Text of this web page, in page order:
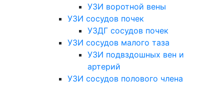
УЗИ воротной вены
УЗИ сосудов почек
УЗДГ сосудов почек
УЗИ сосудов малого таза
УЗИ подвздошных вен и
артерий
УЗИ сосудов полового члена